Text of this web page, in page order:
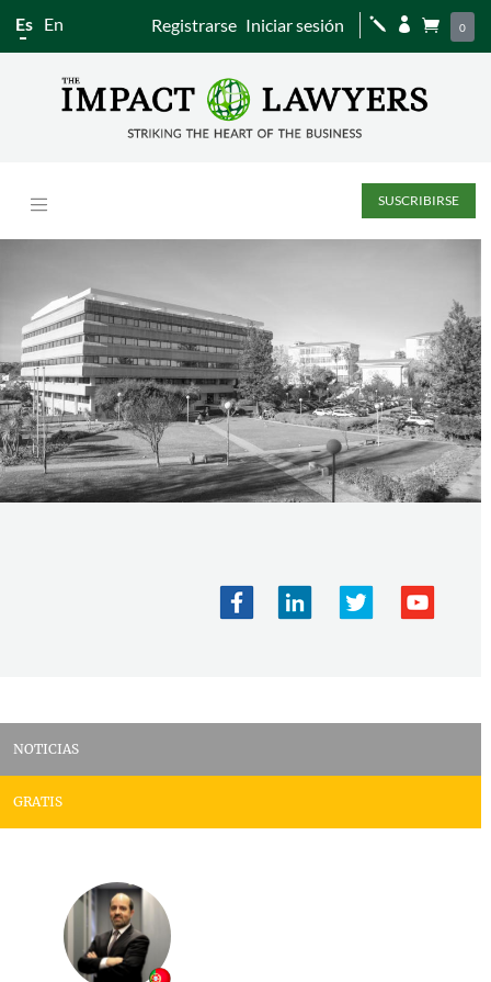
Es En Registrarse Iniciar sesión j   0
SUSCRIBIRSE
NOTICIAS
GRATIS